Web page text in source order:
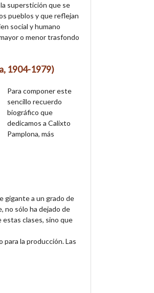
superstición que se
pueblos y que reflejan
social y humano
o menor trasfondo
1904-1979)
Para componer este
sencillo recuerdo
biográfico que
dedicamos a Calixto
Pamplona, más
gigante a un grado de
no sólo ha dejado de
estas clases, sino que
la producción. Las